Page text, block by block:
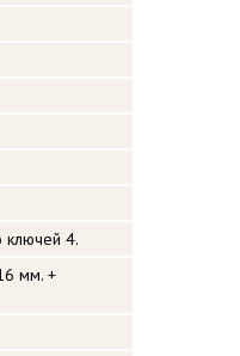
ключей 4.
мм. +